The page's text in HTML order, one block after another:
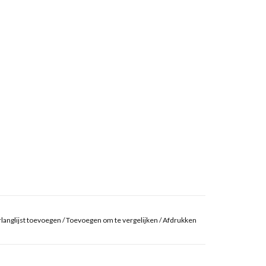
toevoegen /Toevoegen om te vergelijken /Afdrukken